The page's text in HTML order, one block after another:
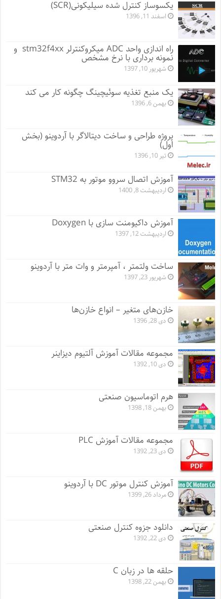
یکسوساز کنترل شده سیلیکونی(SCR)
اسفند 11, 1396
راه اندازی واحد ADC میکروکنترلر stm32f4xx و
نمونه برداری با نرخ مشخص
شهریور 10, 1397
یک منبع تغذیه سوئیچینگ چگونه کار می کند
بهمن 6, 1396
پروژه طراحی و ساخت دیتالاگر با آردوینو (بخش
اول)
تیر 10, 1396
آموزش اتصال سروو موتور به STM32
اردیبهشت 8, 1400
آموزش داکیومنت سازی با Doxygen
اردیبهشت 12, 1397
ساخت ولتمتر ، آمپرمتر و وات متر با آردوینو
شهریور 23, 1397
خازن‌های متغیر – انواع خازن‌ها
دی 28, 1396
مجموعه مقالات آموزش آلتیوم دیزاینر
دی 10, 1392
هرم اتوماسیون صنعتی
بهمن 18, 1398
مجموعه مقالات آموزش PLC
دی 23, 1392
آموزش کنترل موتور DC با آردوینو
مرداد 26, 1399
دانلود جزوه کنترل صنعتی
دی 22, 1392
حلقه ها در زبان C
بهمن 22, 1398